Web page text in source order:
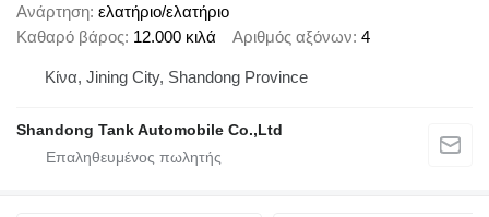
Ανάρτηση ελατήριο/ελατήριο
Καθαρό βάρος 12.000 κιλά Αριθμός αξόνων 4
Κίνα, Jining City, Shandong Province
Shandong Tank Automobile Co.,Ltd